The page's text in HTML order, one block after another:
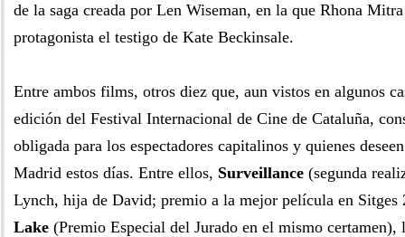
de la saga creada por Len Wiseman, en la que Rhona
protagonista el testigo de Kate Beckinsale.
Entre ambos films, otros diez que, aun vistos en algunos
edición del Festival Internacional de Cine de Cataluña,
obligada para los espectadores capitalinos y quienes
Madrid estos días. Entre ellos, Surveillance (segunda
Lynch, hija de David; premio a la mejor película en
Lake (Premio Especial del Jurado en el mismo certamen),